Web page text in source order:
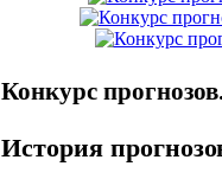
Конкурс
История